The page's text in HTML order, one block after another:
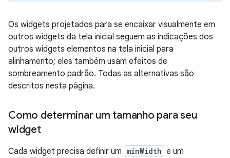
Os widgets projetados para se encaixar visualmente em
outros widgets da tela inicial seguem as indicações dos
outros widgets elementos na tela inicial para
alinhamento; eles também usam efeitos de
sombreamento padrão. Todas as alternativas são
descritos nesta página.
Como determinar um tamanho para seu
widget
Cada widget precisa definir um minWidth e um